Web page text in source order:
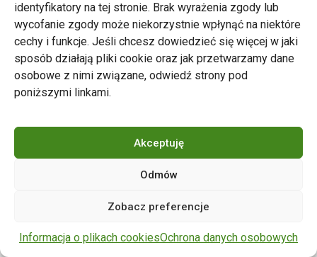
identyfikatory na tej stronie. Brak wyrażenia zgody lub
wycofanie zgody może niekorzystnie wpłynąć na niektóre
cechy i funkcje. Jeśli chcesz dowiedzieć się więcej w jaki
sposób działają pliki cookie oraz jak przetwarzamy dane
osobowe z nimi związane, odwiedź strony pod
poniższymi linkami.
Akceptuję
Odmów
Zobacz preferencje
Informacja o plikach cookiesOchrona danych osobowych
Napisz do nas
tel. 61 646 33 44
ul. Matejki 59, 60-770 Poznań
zastrzeżone.